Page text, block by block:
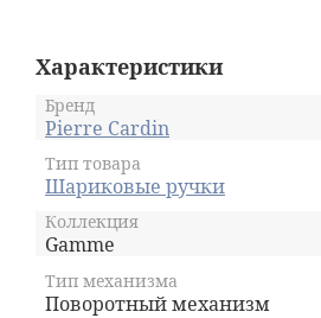
ручки не царапает и не рвет
среднюю толщину пишущего
чернил стержня – глубокий
комплекте с ручкой идет
Характеристики
Бренд
Pierre Cardin
Тип товара
Шариковые ручки
Коллекция
Gamme
Тип механизма
Поворотный механизм